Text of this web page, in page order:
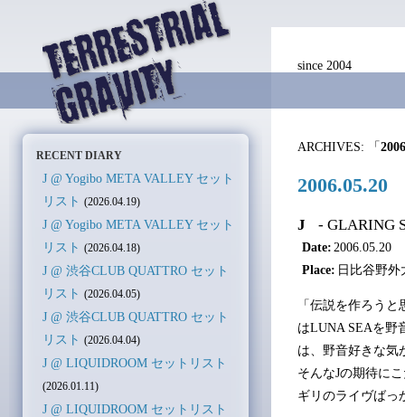
since 2004
ARCHIVES: 「
2006.05.20
J - GLARING
Date: 2006.05.20
Place: 日比谷野外
「伝説を作ろう
はLUNA SEAを野
は、野音好きな気
そんなJの期待に
ギリのライヴばっ
RECENT DIARY
J @ Yogibo META VALLEY セット
リスト (2026.04.19)
J @ Yogibo META VALLEY セット
リスト (2026.04.18)
J @ 渋谷CLUB QUATTRO セット
リスト (2026.04.05)
J @ 渋谷CLUB QUATTRO セット
リスト (2026.04.04)
J @ LIQUIDROOM セットリスト
(2026.01.11)
J @ LIQUIDROOM セットリスト